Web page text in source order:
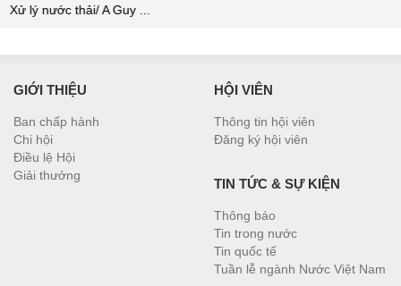
Xử lý nước thải/ A Guy ...
GIỚI THIỆU
Ban chấp hành
Chi hội
Điều lệ Hội
Giải thưởng
HỘI VIÊN
Thông tin hội viên
Đăng ký hội viên
TIN TỨC & SỰ KIỆN
Thông báo
Tin trong nước
Tin quốc tế
Tuần lễ ngành Nước Việt Nam